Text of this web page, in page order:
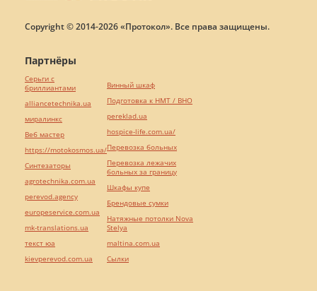
Copyright © 2014-2026 «Протокол». Все права защищены.
Партнёры
Серьги с
бриллиантами
alliancetechnika.ua
миралинкс
Веб мастер
https://motokosmos.ua/
Синтезаторы
agrotechnika.com.ua
perevod.agency
europeservice.com.ua
mk-translations.ua
текст юа
kievperevod.com.ua
Винный шкаф
Подготовка к НМТ / ВНО
pereklad.ua
hospice-life.com.ua/
Перевозка больных
Перевозка лежачих
больных за границу
Шкафы купе
Брендовые сумки
Натяжные потолки Nova
Stelya
maltina.com.ua
Cылки